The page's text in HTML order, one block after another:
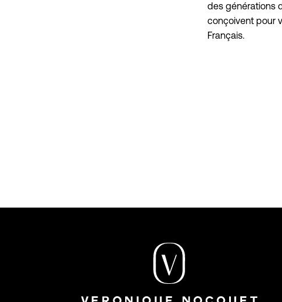
des générations
conçoivent pour
Français.